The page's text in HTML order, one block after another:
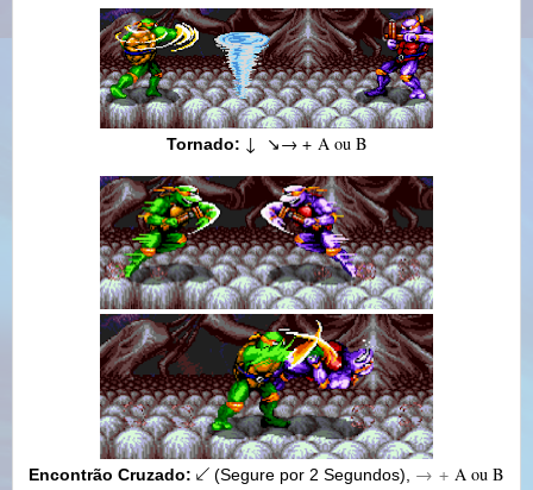
Tornado: ↓ ↘→ + A ou B
Encontrão Cruzado: ↙ (Segure por 2 Segundos), → + A ou B